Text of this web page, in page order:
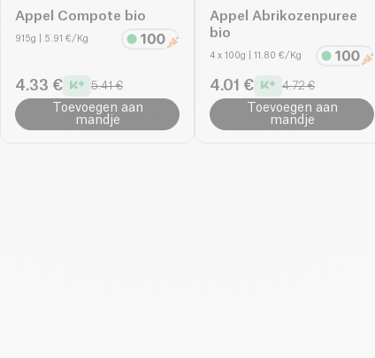
Appel Compote bio
915g | 5.91 €/Kg
4.33 € 5.41 €
Toevoegen aan
mandje
Appel Abrikozenpuree
bio
4 x 100g | 11.80 €/Kg
4.01 € 4.72 €
Toevoegen aan
mandje